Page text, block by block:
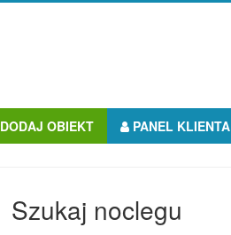
DODAJ OBIEKT PANEL KLIENTA
Szukaj noclegu